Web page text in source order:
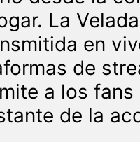
La
en
de
a los fans
de la